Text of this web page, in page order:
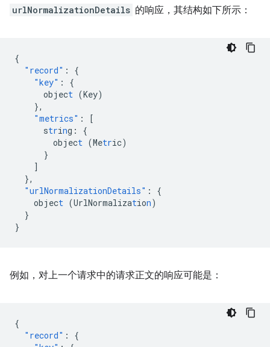
urlNormalizationDetails 的响应，其结构如下所示：
{
"record" :
{
"key" :
{
object (Key)
},
"metrics" :
[
string :
{
object (Metric)
}
]
},
"urlNormalizationDetails" :
{
object (UrlNormalization)
}
}
例如，对上一个请求中的请求正文的响应可能是：
{
"record" :
{